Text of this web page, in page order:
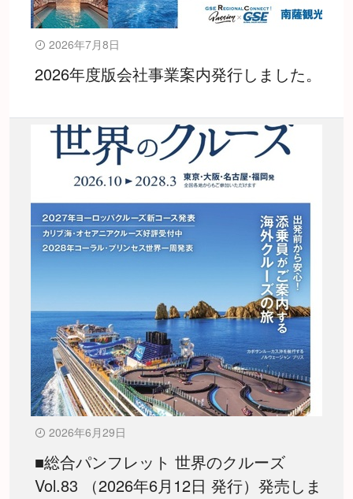
2026年7月8日
2026年度版会社事業案内発行しました。
2026年6月29日
■総合パンフレット 世界のクルーズ
Vol.83 （2026年6月12日 発行）発売しま